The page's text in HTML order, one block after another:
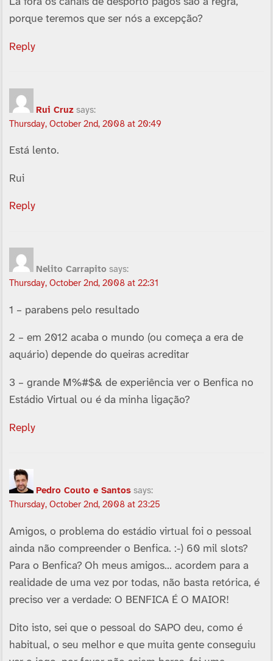
porque teremos que ser nós a excepção?
Reply
Rui Cruz says:
Thursday, October 2nd, 2008 at 20:49
Está lento.
Rui
Reply
Nelito Carrapito says:
Thursday, October 2nd, 2008 at 22:31
1 – parabens pelo resultado
2 – em 2012 acaba o mundo (ou começa a era de
aquário) depende do queiras acreditar
3 – grande M%#$& de experiência ver o Benfica no
Estádio Virtual ou é da minha ligação?
Reply
Pedro Couto e Santos says:
Thursday, October 2nd, 2008 at 23:25
Amigos, o problema do estádio virtual foi o pessoal
ainda não compreender o Benfica. :-) 60 mil slots?
Para o Benfica? Oh meus amigos… acordem para a
realidade de uma vez por todas, não basta retórica, é
preciso ver a verdade: O BENFICA É O MAIOR!
Dito isto, sei que o pessoal do SAPO deu, como é
habitual, o seu melhor e que muita gente conseguiu